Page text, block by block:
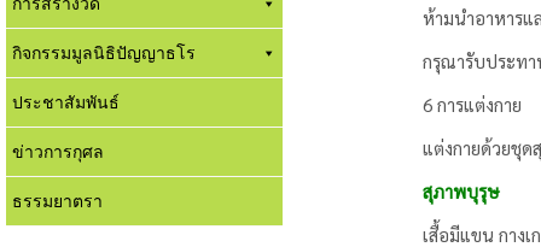
กิจกรรมมูลนิธิปัญญาธโร
ประชาสัมพันธ์
ข่าวการกุศล
ธรรมยาตรา
ห้ามนำอาหารแ
กรุณารับประทา
6 การแต่งกาย
แต่งกายด้วยชุด
สุภาพบุรุษ
เสื้อมีแขน กางเ